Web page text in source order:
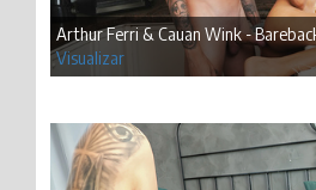
Arthur Ferri & Cauan Wink -
Visualizar